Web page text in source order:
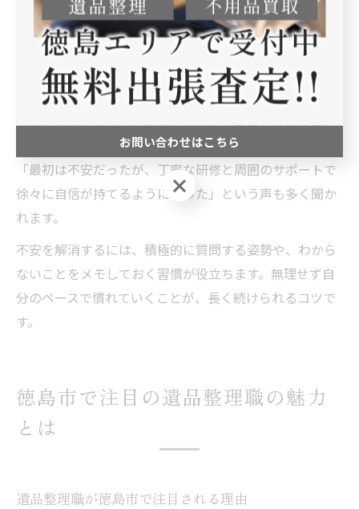
分にできるか不安」「現場で失敗しないか心配」と感じ
ます。しかし、徳島市の遺品整理企業では、未経験者向
けのサポート体制が整っている場合が多く、安心してス
タートできます。
具体的には、現場同行研修やOJT、マニュアルの整備、
先輩社員によるフォローなどが挙げられます。実際に
「最初は不安だったが、丁寧な研修と周囲のサポートで
徐々に自信が持てるようになった」という声も多く聞か
れます。
不安を解消するには、積極的に質問する姿勢や、わから
ないことをメモしておく習慣が役立ちます。無理せず自
分のペースで慣れていくことが、長く続けられるコツで
す。
徳島市で注目の遺品整理職の魅力
とは
遺品整理職が徳島市で注目される理由
お問い合わせはこちら
お問い合わせはこちら